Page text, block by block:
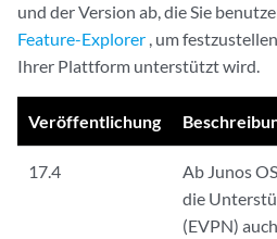
und der Version ab, die Sie
Feature-Explorer , um
Ihrer Plattform unterstützt wird.
Veröffentlichung
17.4
Ab Junos
die
(EVPN)